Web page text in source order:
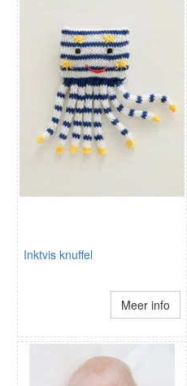
Inktvis knuffel
Meer info